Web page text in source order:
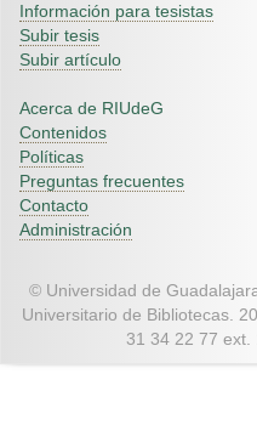
Información para tesistas
Subir tesis
Subir artículo
Acerca de RIUdeG
Contenidos
Políticas
Preguntas frecuentes
Contacto
Administración
© Universidad de
Universitario de Bibliotecas.
31 34 22 77 ext.